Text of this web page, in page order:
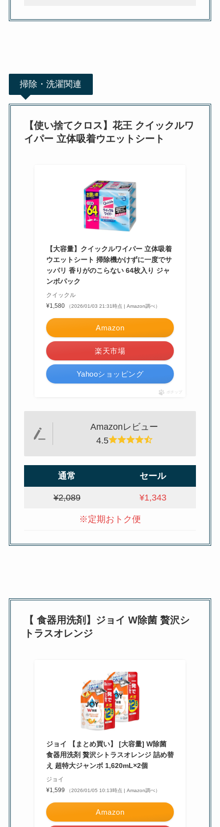
掃除・洗濯関連
【使い捨てクロス】花王 クイックルワ
イパー 立体吸着ウエットシート
【大容量】クイックルワイパー 立体吸着
ウエットシート 掃除機かけずに一度でサ
ッパリ 香りがのこらない 64枚入り ジャ
ンボパック
クイックル
¥1,580
（2026/01/03 21:31時点 | Amazon調べ）
Amazon
楽天市場
Yahooショッピング
ポチップ
Amazonレビュー
4.5
通常 セール
¥2,089 ¥1,343
※定期おトク便
【 食器用洗剤】ジョイ W除菌 贅沢シ
トラスオレンジ
ジョイ 【まとめ買い】 [大容量] W除菌
食器用洗剤 贅沢シトラスオレンジ 詰め替
え 超特大ジャンボ 1,620mL×2個
ジョイ
¥1,599
（2026/01/05 10:13時点 | Amazon調べ）
Amazon